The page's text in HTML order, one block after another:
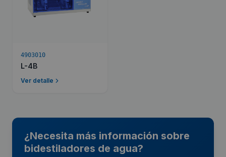
4903010
L-4B
Ver detalle
¿Necesita más información sobre
bidestiladores de agua?